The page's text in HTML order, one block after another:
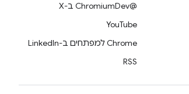
@ChromiumDev ב-X
YouTube
Chrome למפתחים ב-LinkedIn
RSS